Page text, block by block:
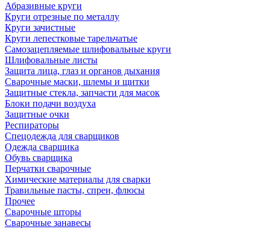
Абразивные круги
Круги отрезные по металлу
Круги зачистные
Круги лепестковые тарельчатые
Самозацепляемые шлифовальные круги
Шлифовальные листы
Защита лица, глаз и органов дыхания
Сварочные маски, шлемы и щитки
Защитные стекла, запчасти для масок
Блоки подачи воздуха
Защитные очки
Респираторы
Спецодежда для сварщиков
Одежда сварщика
Обувь сварщика
Перчатки сварочные
Химические материалы для сварки
Травильные пасты, спреи, флюсы
Прочее
Сварочные шторы
Сварочные занавесы